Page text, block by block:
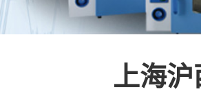
上海沪